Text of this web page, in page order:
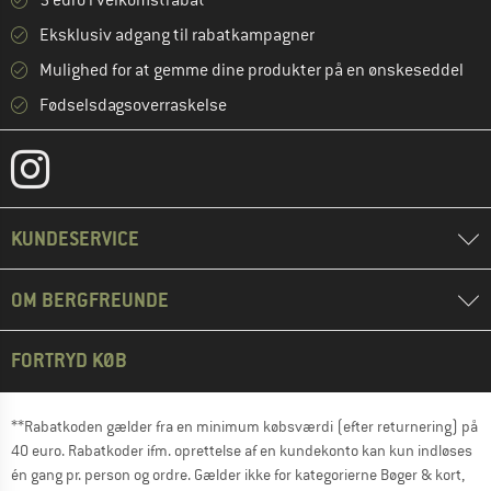
Eksklusiv adgang til rabatkampagner
Mulighed for at gemme dine produkter på en ønskeseddel
Fødselsdagsoverraskelse
KUNDESERVICE
OM BERGFREUNDE
FORTRYD KØB
**Rabatkoden gælder fra en minimum købsværdi (efter returnering) på
40 euro. Rabatkoder ifm. oprettelse af en kundekonto kan kun indløses
én gang pr. person og ordre. Gælder ikke for kategorierne Bøger & kort,